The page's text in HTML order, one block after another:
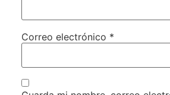
Correo electrónico *